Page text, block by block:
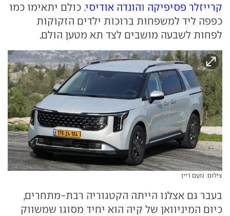
קרייזלר פסיפיקה והונדה אודיסי. כולם יתאימו כמו
כפפה ליד למשפחות ברוכות ילדים הזקוקות
לפחות לשבעה מושבים לצד תא מטען הולם.
צילום: נועם ריין
בעבר גם אצלנו הייתה הקטגוריה רבת-מתחרים,
כיום המיניוואן של קיה הוא יחיד מסוגו שמשווק